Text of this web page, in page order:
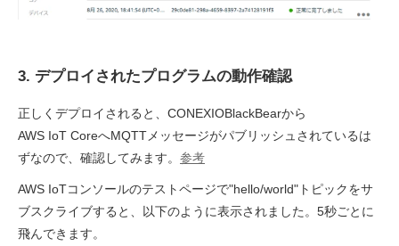
3. デプロイされたプログラムの動作確認
正しくデプロイされると、CONEXIOBlackBearから
AWS IoT CoreへMQTTメッセージがパブリッシュされているは
ずなので、確認してみます。 参考
AWS IoTコンソールのテストページで"hello/world"トピックをサ
ブスクライブすると、以下のように表示されました。5秒ごとに
飛んできます。